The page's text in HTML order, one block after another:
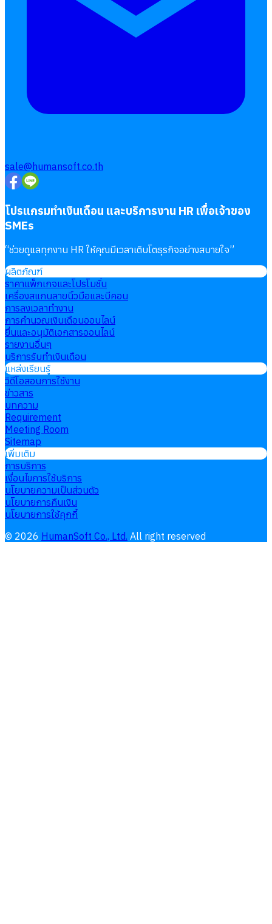
sale@humansoft.co.th
โปรแกรมทำเงินเดือน และบริการงาน HR เพื่อเจ้าของ
SMEs
“ช่วยดูแลทุกงาน HR ให้คุณมีเวลาเติบโตธุรกิจอย่างสบายใจ”
ผลิตภัณฑ์
ราคาแพ็กเกจและโปรโมชั่น
เครื่องสแกนลายนิ้วมือและบีคอน
การลงเวลาทำงาน
การคำนวณเงินเดือนออนไลน์
ยื่นและอนุมัติเอกสารออนไลน์
รายงานอื่นๆ
บริการรับทำเงินเดือน
แหล่งเรียนรู้
วิดีโอสอนการใช้งาน
ข่าวสาร
บทความ
Requirement
Meeting Room
Sitemap
เพิ่มเติม
การบริการ
เงื่อนไขการใช้บริการ
นโยบายความเป็นส่วนตัว
นโยบายการคืนเงิน
นโยบายการใช้คุกกี้
© 2026 HumanSoft Co., Ltd. All right reserved